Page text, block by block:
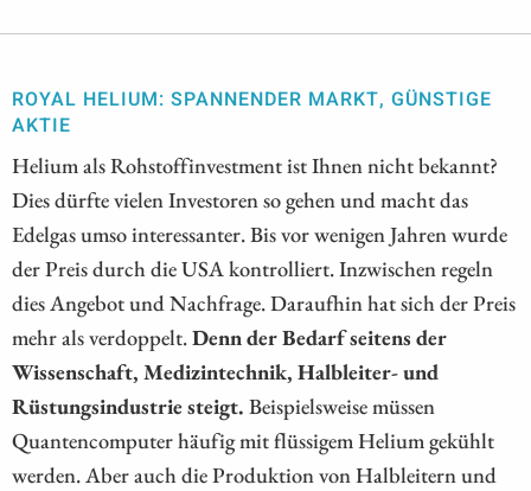
ROYAL HELIUM: SPANNENDER MARKT, GÜNSTIGE
AKTIE
Helium als Rohstoffinvestment ist Ihnen nicht bekannt?
Dies dürfte vielen Investoren so gehen und macht das
Edelgas umso interessanter. Bis vor wenigen Jahren wurde
der Preis durch die USA kontrolliert. Inzwischen regeln
dies Angebot und Nachfrage. Daraufhin hat sich der Preis
mehr als verdoppelt.Denn der Bedarf seitens der
Wissenschaft, Medizintechnik, Halbleiter- und
Rüstungsindustrie steigt. Beispielsweise müssen
Quantencomputer häufig mit flüssigem Helium gekühlt
werden. Aber auch die Produktion von Halbleitern und